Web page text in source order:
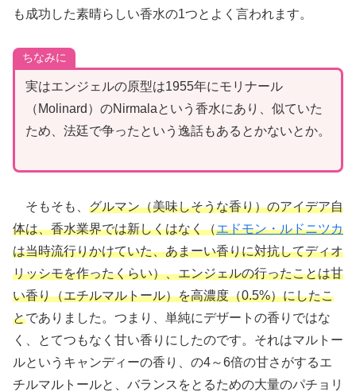
も成功した素晴らしい香水の1つとよく言われます。
ちなみに
実はエンジェルの原型は1955年にモリナール
（Molinard）のNirmalaという香水にあり、似ていた
ため、法廷で争ったという逸話もあるとかないとか。
そもそも、 グルマン（美味しそうな香り）のアイデア自
体は、香水業界では新しくはなく（エドモン・ルドニツカ
は当時流行りかけていた、あまーい香りに対抗してディオ
リッシモを作ったくらい）、エンジェルの行ったことは甘
い香り（エチルマルトール）を高濃度（0.5%）にしたこ
とでありました。つまり、単純にデザートの香りではな
く、とてつもなく甘い香りにしたのです。それはマルトー
ルというキャンディーの香り、の4～6倍の甘さがするエ
チルマルトールと、バランスをとるための大量のパチョリ